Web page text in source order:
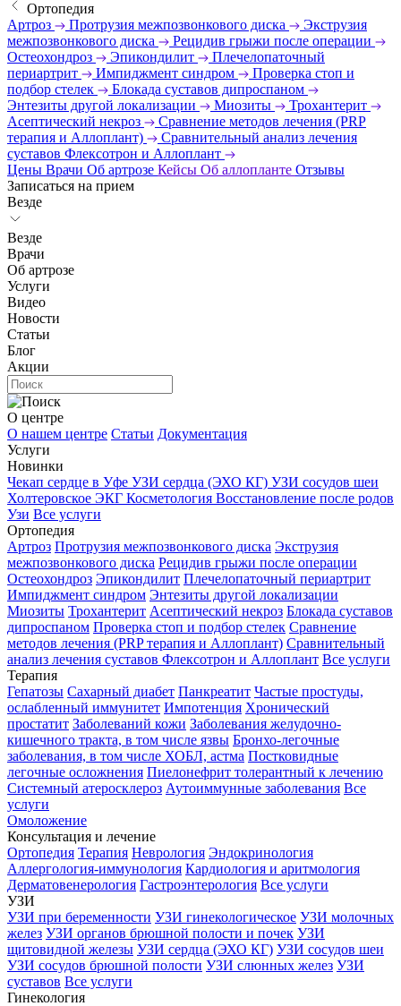
Ортопедия
Артроз
Протрузия межпозвонкового диска
Экструзия
межпозвонкового диска
Рецидив грыжи после операции
Остеохондроз
Эпикондилит
Плечелопаточный
периартрит
Импиджмент синдром
Проверка стоп и
подбор стелек
Блокада суставов дипроспаном
Энтезиты другой локализации
Миозиты
Трохантерит
Асептический некроз
Сравнение методов лечения (PRP
терапия и Аллоплант)
Сравнительный анализ лечения
суставов Флексотрон и Аллоплант
Цены Врачи Об артрозе Кейсы Об аллопланте Отзывы
Записаться на прием
Везде
Везде
Врачи
Об артрозе
Услуги
Видео
Новости
Статьи
Блог
Акции
О центре
О нашем центре Статьи Документация
Услуги
Новинки
Чекап сердце в Уфе УЗИ сердца (ЭХО КГ) УЗИ сосудов шеи
Холтеровское ЭКГ Косметология Восстановление после родов
Узи Все услуги
Ортопедия
Артроз Протрузия межпозвонкового диска Экструзия
межпозвонкового диска Рецидив грыжи после операции
Остеохондроз Эпикондилит Плечелопаточный периартрит
Импиджмент синдром Энтезиты другой локализации
Миозиты Трохантерит Асептический некроз Блокада суставов
дипроспаном Проверка стоп и подбор стелек Сравнение
методов лечения (PRP терапия и Аллоплант) Сравнительный
анализ лечения суставов Флексотрон и Аллоплант Все услуги
Терапия
Гепатозы Сахарный диабет Панкреатит Частые простуды,
ослабленный иммунитет Импотенция Хронический
простатит Заболеваний кожи Заболевания желудочно-
кишечного тракта, в том числе язвы Бронхо-легочные
заболевания, в том числе ХОБЛ, астма Постковидные
легочные осложнения Пиелонефрит толерантный к лечению
Системный атеросклероз Аутоиммунные заболевания Все
услуги
Омоложение
Консультация и лечение
Ортопедия Терапия Неврология Эндокринология
Аллергология-иммунология Кардиология и аритмология
Дерматовенерология Гастроэнтерология Все услуги
УЗИ
УЗИ при беременности УЗИ гинекологическое УЗИ молочных
желез УЗИ органов брюшной полости и почек УЗИ
щитовидной железы УЗИ сердца (ЭХО КГ) УЗИ сосудов шеи
УЗИ сосудов брюшной полости УЗИ слюнных желез УЗИ
суставов Все услуги
Гинекология